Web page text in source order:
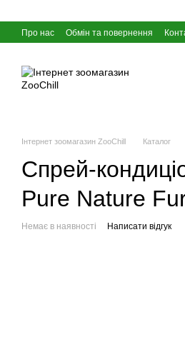
Про нас Обмін та повернення
Інтернет зоомагазин ZooChill Каталог
Cпрей-
Pure Nature
Немає в наявності Написати відгук